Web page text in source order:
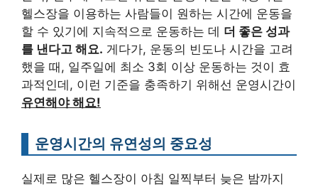
헬스장을 이용하는 사람들이 원하는 시간에 운동을
할 수 있기에 지속적으로 운동하는 데 더 좋은 성과
를 낸다고 해요. 게다가, 운동의 빈도나 시간을 고려
했을 때, 일주일에 최소 3회 이상 운동하는 것이 효
과적인데, 이런 기준을 충족하기 위해선 운영시간이
유연해야 해요!
운영시간의 유연성의 중요성
실제로 많은 헬스장이 아침 일찍부터 늦은 밤까지